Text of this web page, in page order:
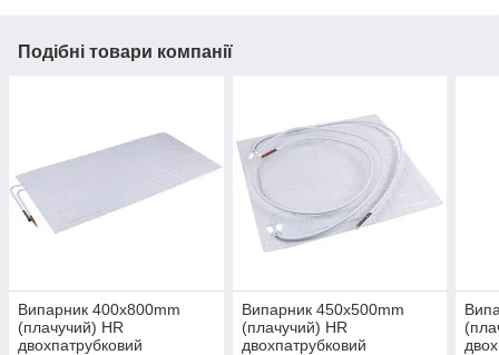
Подібні товари компанії
Випарник 400x800mm
(плачучий) HR
двохпатрубковий
Випарник 450x500mm
(плачучий) HR
двохпатрубковий